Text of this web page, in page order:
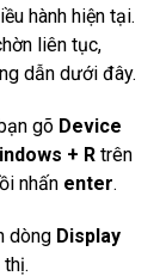
hành hiện tại.
liên tục,
dẫn dưới đây.
gõ Device
+ R trên
nhấn enter.
dòng Display